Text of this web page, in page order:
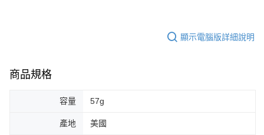
顯示電腦版詳細說明
商品規格
容量 57g
產地 美國